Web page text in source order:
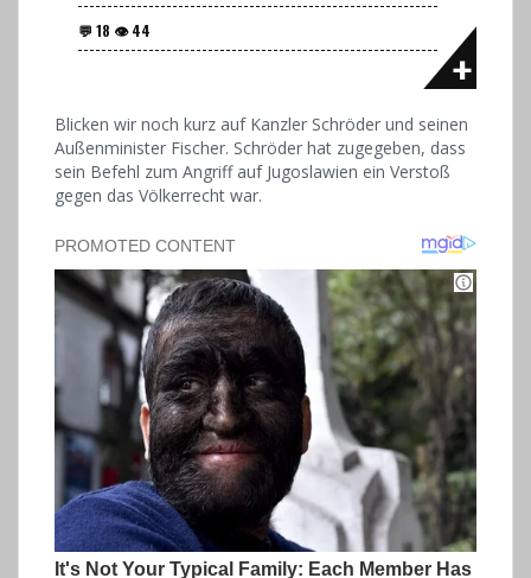
Blicken wir noch kurz auf Kanzler Schröder und seinen
Außenminister Fischer. Schröder hat zugegeben, dass
sein Befehl zum Angriff auf Jugoslawien ein Verstoß
gegen das Völkerrecht war.